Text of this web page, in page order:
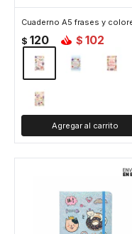
$ 120 $ 102